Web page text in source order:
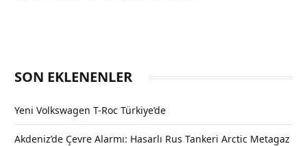
SON EKLENENLER
Yeni Volkswagen T-Roc Türkiye’de
Akdeniz’de Çevre Alarmı: Hasarlı Rus Tankeri Arctic Metagaz